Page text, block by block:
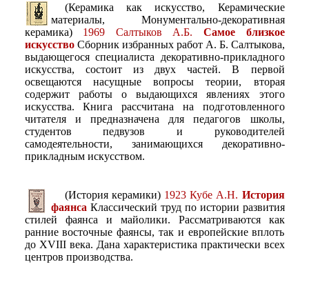
(Керамика как искусство, Керамические
материалы, Монументально-декоративная
керамика) 1969 Салтыков А.Б. Самое близкое
искусствоСборник избранных работ А. Б. Салтыкова,
выдающегося специалиста декоративно-прикладного
искусства, состоит из двух частей. В первой
освещаются насущные вопросы теории, вторая
содержит работы о выдающихся явлениях этого
искусства. Книга рассчитана на подготовленного
читателя и предназначена для педагогов школы,
студентов педвузов и руководителей
самодеятельности, занимающихся декоративно-
прикладным искусством.
(История керамики) 1923 Кубе А.Н. История
фаянса Классический труд по истории развития
стилей фаянса и майолики. Рассматриваются как
ранние восточные фаянсы, так и европейские вплоть
до XVIII века. Дана характеристика практически всех
центров производства.